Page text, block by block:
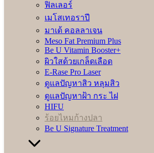
ฟิลเลอร์
เมโสเทอราปี
มาเด้ คอลลาเจน
Meso Fat Premium Plus
Be U Vitamin Booster+
ผิวใสด้วยเกล็ดเลือด
E-Rase Pro Laser
ดูแลปัญหาสิว หลุมสิว
ดูแลปัญหาฝ้า กระ ไฝ
HIFU
ร้อยไหมก้างปลา
Be U Signature Treatment
* คลิกนิกได้รับอนุญาตจากผู้เข้ารับบริการแล้ว